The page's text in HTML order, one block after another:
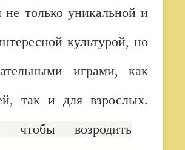
не только уникальной и
культурой, но
играми, как
так и для взрослых.
чтобы возродить